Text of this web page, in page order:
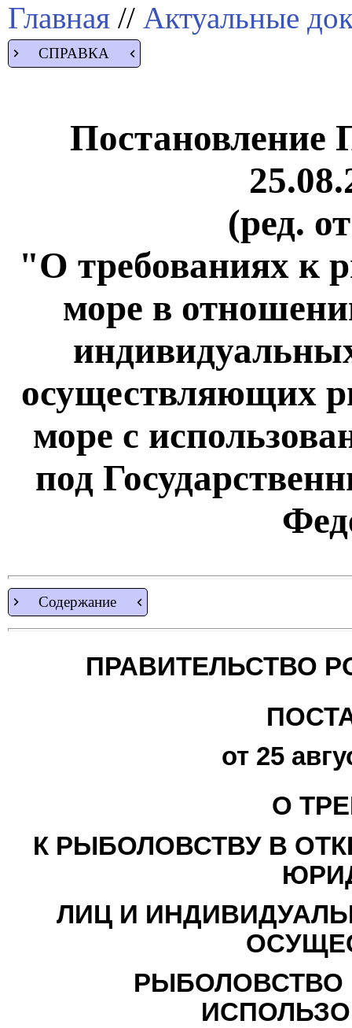
Главная // Актуальные
СПРАВКА
Постановление
(ред.
"О требованиях к
море в
осуществляющих
море с
под
Содержание
ПРАВИТЕЛЬСТВО
от 25
О
К РЫБОЛОВСТВУ В
ЛИЦ И
РЫБОЛОВСТВО